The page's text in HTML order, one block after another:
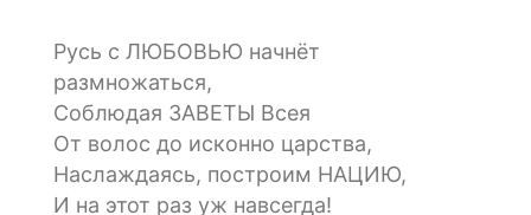
Русь с ЛЮБОВЬЮ начнёт
размножаться,
Соблюдая ЗАВЕТЫ Всея
От волос до исконно царства,
Наслаждаясь, построим НАЦИЮ,
И на этот раз уж навсегда!